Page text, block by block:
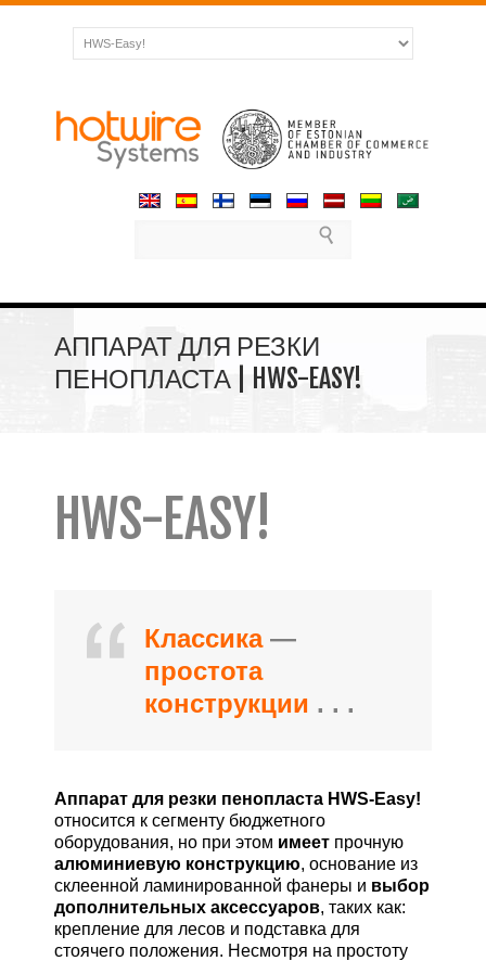
АППАРАТ ДЛЯ РЕЗКИ
ПЕНОПЛАСТА | HWS-EASY!
HWS-EASY!
Классика —
простота
конструкции . . .
Аппарат для резки пенопласта HWS-Easy!
относится к сегменту бюджетного
оборудования, но при этом имеет прочную
алюминиевую конструкцию, основание из
склеенной ламинированной фанеры и выбор
дополнительных аксессуаров, таких как:
крепление для лесов и подставка для
стоячего положения. Несмотря на простоту